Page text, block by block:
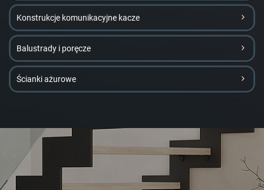
Konstrukcje komunikacyjne kacze
Balustrady i poręcze
Ścianki ażurowe